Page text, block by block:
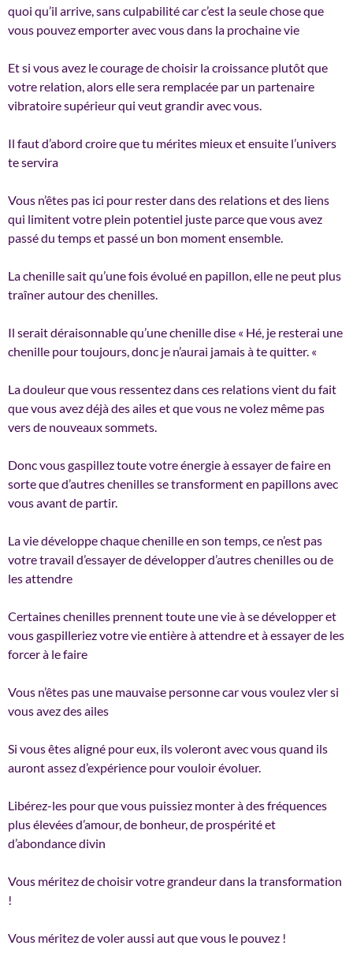
quoi qu’il arrive, sans culpabilité car c’est la seule chose que
vous pouvez emporter avec vous dans la prochaine vie
Et si vous avez le courage de choisir la croissance plutôt que
votre relation, alors elle sera remplacée par un partenaire
vibratoire supérieur qui veut grandir avec vous.
Il faut d’abord croire que tu mérites mieux et ensuite l’univers
te servira
Vous n’êtes pas ici pour rester dans des relations et des liens
qui limitent votre plein potentiel juste parce que vous avez
passé du temps et passé un bon moment ensemble.
La chenille sait qu’une fois évolué en papillon, elle ne peut plus
traîner autour des chenilles.
Il serait déraisonnable qu’une chenille dise « Hé, je resterai une
chenille pour toujours, donc je n’aurai jamais à te quitter. «
La douleur que vous ressentez dans ces relations vient du fait
que vous avez déjà des ailes et que vous ne volez même pas
vers de nouveaux sommets.
Donc vous gaspillez toute votre énergie à essayer de faire en
sorte que d’autres chenilles se transforment en papillons avec
vous avant de partir.
La vie développe chaque chenille en son temps, ce n’est pas
votre travail d’essayer de développer d’autres chenilles ou de
les attendre
Certaines chenilles prennent toute une vie à se développer et
vous gaspilleriez votre vie entière à attendre et à essayer de les
forcer à le faire
Vous n’êtes pas une mauvaise personne car vous voulez vler si
vous avez des ailes
Si vous êtes aligné pour eux, ils voleront avec vous quand ils
auront assez d’expérience pour vouloir évoluer.
Libérez-les pour que vous puissiez monter à des fréquences
plus élevées d’amour, de bonheur, de prospérité et
d’abondance divin
Vous méritez de choisir votre grandeur dans la transformation
!
Vous méritez de voler aussi aut que vous le pouvez !